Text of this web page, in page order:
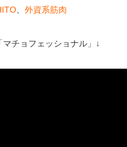
外資系筋肉
チョフェッショナル」↓